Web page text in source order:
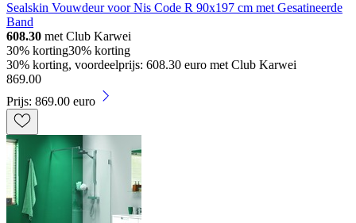
Sealskin Vouwdeur voor Nis Code R 90x197 cm met Gesatineerde
Band
608.30 met Club Karwei
30% korting30% korting
30% korting, voordeelprijs: 608.30 euro met Club Karwei
869.00
Prijs: 869.00 euro